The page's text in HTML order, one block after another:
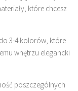
które chcesz
3-4 kolorów, które
wnętrzu elegancki
poszczególnych